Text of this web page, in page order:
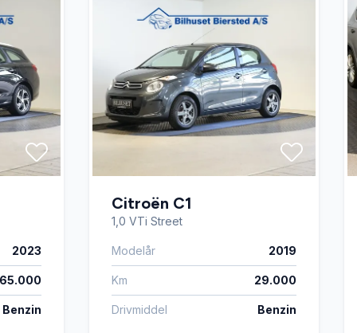
2023
65.000
Benzin
Citroën C1
1,0 VTi Street
Modelår 2019
Km 29.000
Drivmiddel Benzin